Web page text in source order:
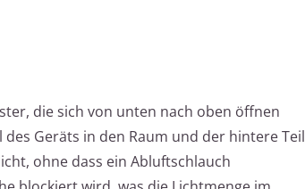
die sich von unten nach oben öffnen
Geräts in den Raum und der hintere Teil
ohne dass ein Abluftschlauch